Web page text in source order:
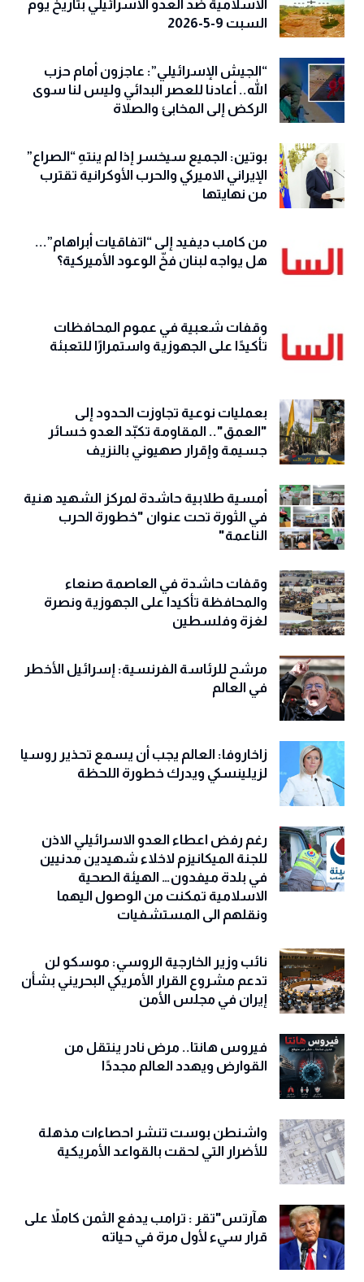
الاسلامية ضد العدو الاسرائيلي بتاريخ يوم
السبت 9-5-2026
“الجيش الإسرائيلي”: عاجزون أمام حزب
الله.. أعادنا للعصر البدائي وليس لنا سوى
الركض إلى المخابئ والصلاة
بوتين: الجميع سيخسر إذا لم ينتهِ “الصراع”
الإيراني الاميركي والحرب الأوكرانية تقترب
من نهايتها
من كامب ديفيد إلى “اتفاقيات أبراهام”...
هل يواجه لبنان فخّ الوعود الأميركية؟
وقفات شعبية في عموم المحافظات
تأكيدًا على الجهوزية واستمرارًا للتعبئة
بعمليات نوعية تجاوزت الحدود إلى
"العمق".. المقاومة تكبّد العدو خسائر
جسيمة وإقرار صهيوني بالنزيف
أمسية طلابية حاشدة لمركز الشهيد هنية
في الثورة تحت عنوان "خطورة الحرب
الناعمة"
وقفات حاشدة في العاصمة صنعاء
والمحافظة تأكيدا على الجهوزية ونصرة
لغزة وفلسطين
مرشح للرئاسة الفرنسية: إسرائيل الأخطر
في العالم
زاخاروفا: العالم يجب أن يسمع تحذير روسيا
لزيلينسكي ويدرك خطورة اللحظة
رغم رفض اعطاء العدو الاسرائيلي الاذن
للجنة الميكانيزم لاخلاء شهيدين مدنيين
في بلدة ميفدون… الهيئة الصحية
الاسلامية تمكنت من الوصول اليهما
ونقلهم الى المستشفيات
نائب وزير الخارجية الروسي: موسكو لن
تدعم مشروع القرار الأمريكي البحريني بشأن
إيران في مجلس الأمن
فيروس هانتا.. مرض نادر ينتقل من
القوارض ويهدد العالم مجددًا
واشنطن بوست تنشر احصاءات مذهلة
للأضرار التي لحقت بالقواعد الأمريكية
هآرتس"تقر : ترامب يدفع الثمن كاملاً على
قرار سيء لأول مرة في حياته